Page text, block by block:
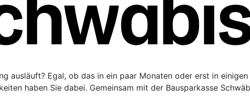
ausläuft? Egal, ob das in ein paar Monaten oder erst in
haben Sie dabei. Gemeinsam mit der Bausparkasse